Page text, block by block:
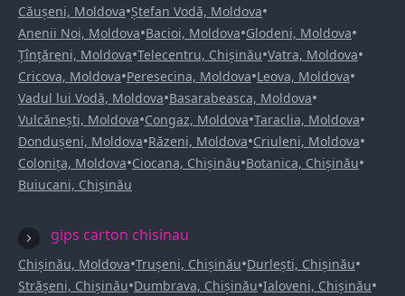
Căușeni, Moldova•Ștefan Vodă, Moldova•
Anenii Noi, Moldova•Bacioi, Moldova•Glodeni, Moldova•
Țînțăreni, Moldova•Telecentru, Chișinău•Vatra, Moldova•
Cricova, Moldova•Peresecina, Moldova•Leova, Moldova•
Vadul lui Vodă, Moldova•Basarabeasca, Moldova•
Vulcănești, Moldova•Congaz, Moldova•Taraclia, Moldova•
Dondușeni, Moldova•Răzeni, Moldova•Criuleni, Moldova•
Colonița, Moldova•Ciocana, Chișinău•Botanica, Chișinău•
Buiucani, Chișinău
gips carton chisinau
Chișinău, Moldova•Trușeni, Chișinău•Durlești, Chișinău•
Strășeni, Chișinău•Dumbrava, Chișinău•Ialoveni, Chișinău•